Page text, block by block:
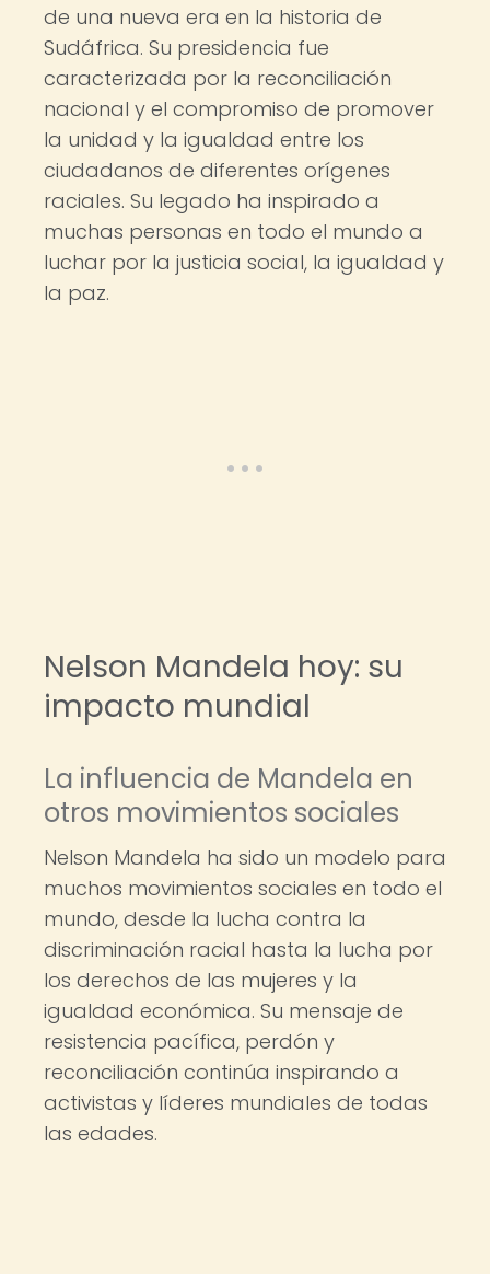
de una nueva era en la historia de
Sudáfrica. Su presidencia fue
caracterizada por la reconciliación
nacional y el compromiso de promover
la unidad y la igualdad entre los
ciudadanos de diferentes orígenes
raciales. Su legado ha inspirado a
muchas personas en todo el mundo a
luchar por la justicia social, la igualdad y
la paz.
Nelson Mandela hoy: su
impacto mundial
La influencia de Mandela en
otros movimientos sociales
Nelson Mandela ha sido un modelo para
muchos movimientos sociales en todo el
mundo, desde la lucha contra la
discriminación racial hasta la lucha por
los derechos de las mujeres y la
igualdad económica. Su mensaje de
resistencia pacífica, perdón y
reconciliación continúa inspirando a
activistas y líderes mundiales de todas
las edades.